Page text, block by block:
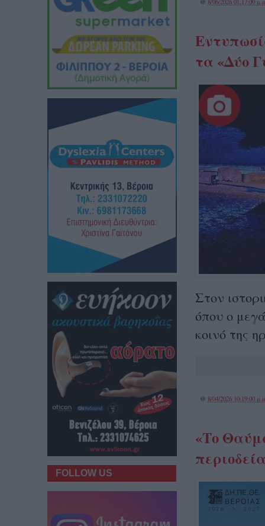
τα «Δύο
Στον
όπου ο
κοινό της
@ 8/04/2026 10:19:00
«Το
FOLLOW US